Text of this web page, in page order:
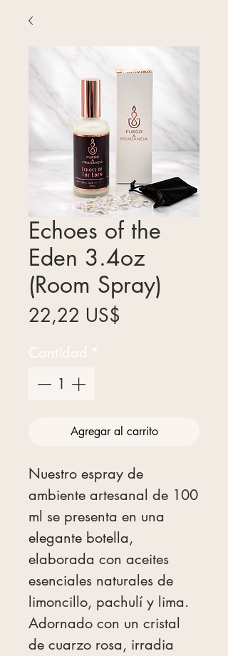
Echoes of the
Eden 3.4oz
(Room Spray)
22,22 US$
Cantidad *
Agregar al carrito
Nuestro espray de
ambiente artesanal de 100
ml se presenta en una
elegante botella,
elaborada con aceites
esenciales naturales de
limoncillo, pachulí y lima.
Adornado con un cristal
de cuarzo rosa, irradia